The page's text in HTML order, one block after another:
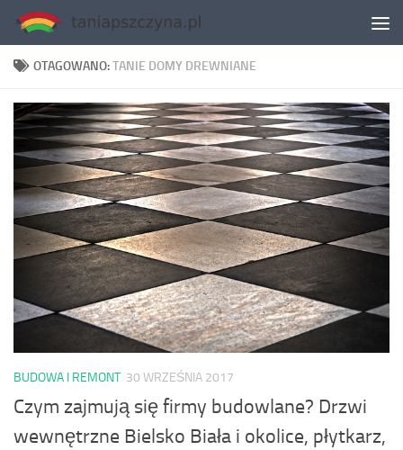
Skip to content
OTAGOWANO:TANIE DOMY DREWNIANE
BUDOWA I REMONT 30 WRZEŚNIA 2017
Czym zajmują się firmy budowlane? Drzwi
wewnętrzne Bielsko Biała i okolice, płytkarz,